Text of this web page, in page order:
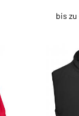
bis zu